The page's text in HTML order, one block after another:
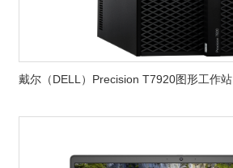
戴尔（DELL）Precision T7920图形工作站